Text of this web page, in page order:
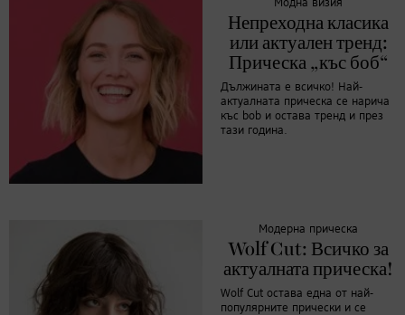
Модна визия
Непреходна класика
или актуален тренд:
Прическа „къс боб“
Дължината е всичко! Най-
актуалната прическа се нарича
къс bob и остава тренд и през
тази година.
Модерна прическа
Wolf Cut: Всичко за
актуалната прическа!
Wolf Cut остава една от най-
популярните прически и се